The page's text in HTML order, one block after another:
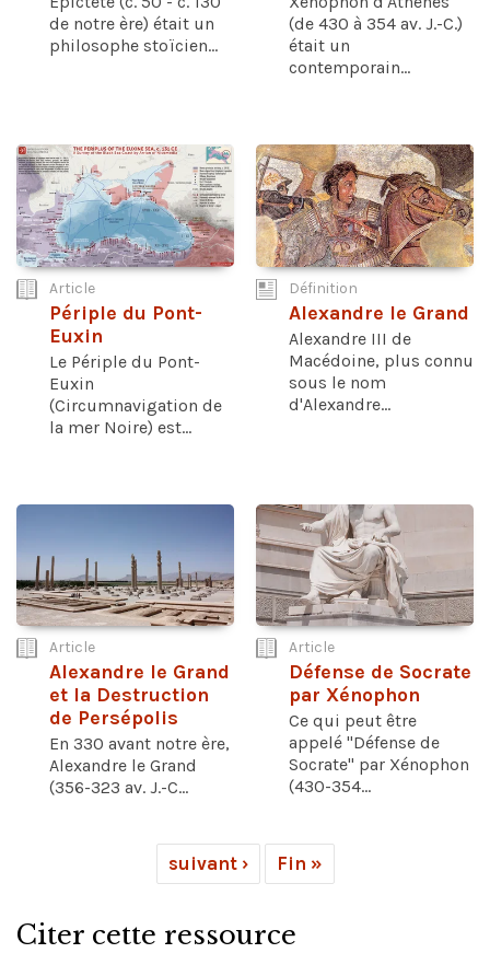
de notre ère) était un
philosophe stoïcien...
(de 430 à 354 av. J.-C.)
était un
contemporain...
Article
Périple du Pont-
Euxin
Le Périple du Pont-
Euxin
(Circumnavigation de
la mer Noire) est...
Définition
Alexandre le Grand
Alexandre III de
Macédoine, plus connu
sous le nom
d'Alexandre...
Article
Alexandre le Grand
et la Destruction
de Persépolis
En 330 avant notre ère,
Alexandre le Grand
(356-323 av. J.-C...
Article
Défense de Socrate
par Xénophon
Ce qui peut être
appelé "Défense de
Socrate" par Xénophon
(430-354...
suivant › Fin »
Citer cette ressource